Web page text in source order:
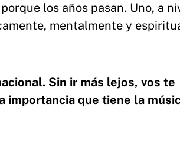
los años pasan. Uno, a
mentalmente y
Sin ir más lejos, vos te
importancia que tiene la